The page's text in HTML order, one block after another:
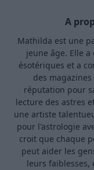
A
Mathilda est une
jeune âge. Elle
ésotériques et a
des
réputation pour
lecture des astres
une artiste
pour l'astrologie
croit que chaque
peut aider les
leurs faiblesses,